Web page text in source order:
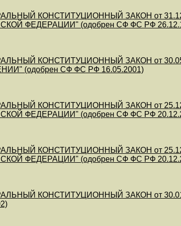
КОНСТИТУЦИОННЫЙ ЗАКОН от
ФЕДЕРАЦИИ" (одобрен СФ ФС РФ
КОНСТИТУЦИОННЫЙ ЗАКОН от
(одобрен СФ ФС РФ 16.05.2001)
КОНСТИТУЦИОННЫЙ ЗАКОН от
ФЕДЕРАЦИИ" (одобрен СФ ФС РФ
КОНСТИТУЦИОННЫЙ ЗАКОН от
ФЕДЕРАЦИИ" (одобрен СФ ФС РФ
КОНСТИТУЦИОННЫЙ ЗАКОН от